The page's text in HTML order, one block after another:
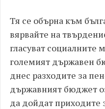
Тя се обърна към
вярвайте на
гласуват социалните
големият държавен
днес разходите за
държавният бюджет
да дойдат приходите